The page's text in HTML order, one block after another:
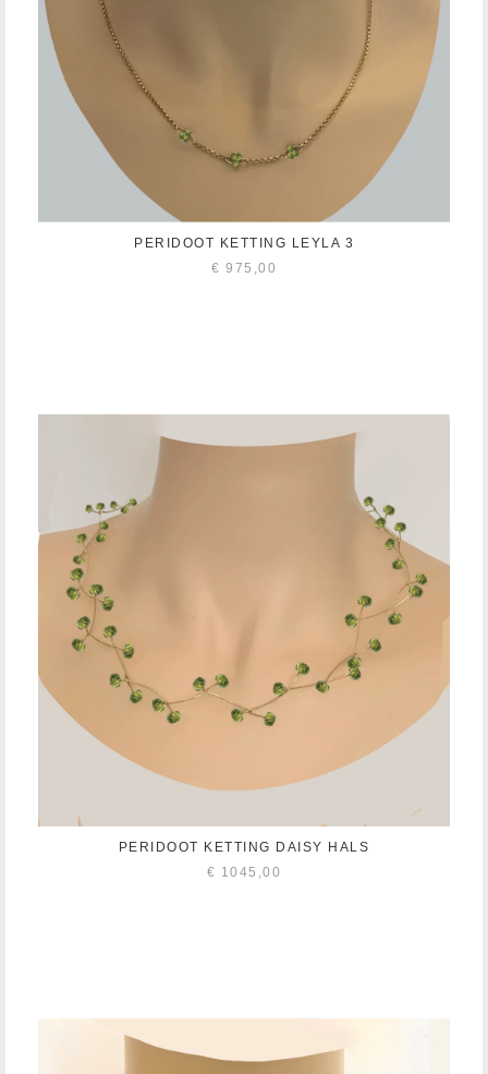
PERIDOOT KETTING LEYLA 3
€ 975,00
PERIDOOT KETTING DAISY HALS
€ 1045,00